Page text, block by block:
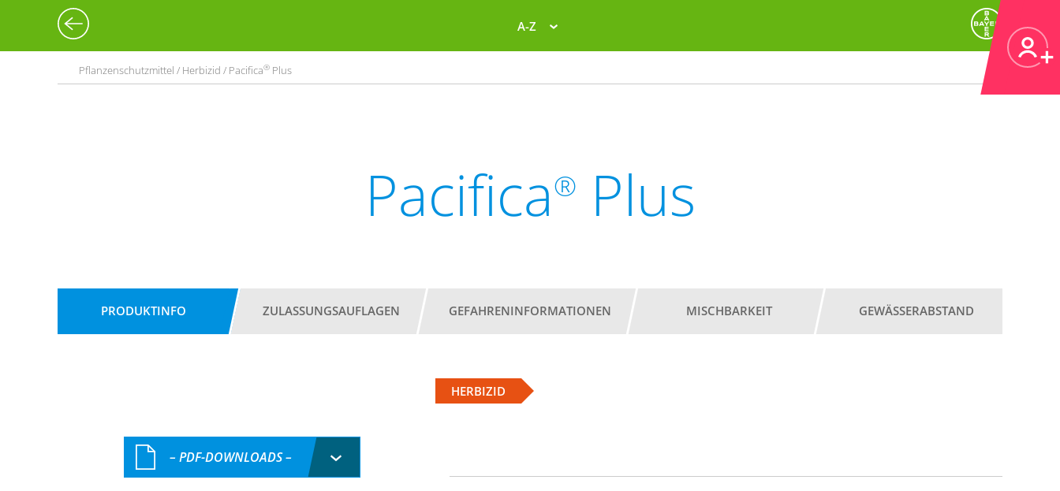
A-Z
Pflanzenschutzmittel / Herbizid / Pacifica® Plus
Pacifica® Plus
PRODUKTINFO ZULASSUNGSAUFLAGEN GEFAHRENINFORMATIONEN MISCHBARKEIT GEWÄSSERABSTAND
HERBIZID
– PDF-DOWNLOADS –